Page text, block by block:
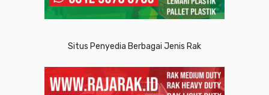
Situs Penyedia Berbagai Jenis Rak